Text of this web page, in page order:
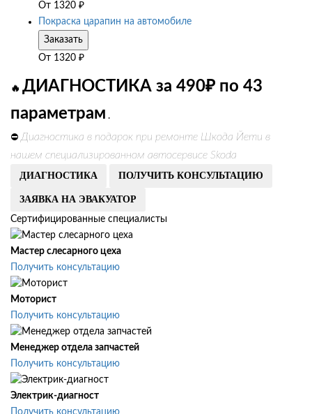
От 1320 ₽
Покраска царапин на автомобиле
Заказать
От 1320 ₽
🔥 ДИАГНОСТИКА за 490₽ по 43
параметрам .
⛔ Диагностика в подарок при ремонте Шкода Йети в
нашем специализированном автосервисе Skoda
ДИАГНОСТИКА ПОЛУЧИТЬ КОНСУЛЬТАЦИЮ
ЗАЯВКА НА ЭВАКУАТОР
Сертифицированные специалисты
Мастер слесарного цеха
Получить консультацию
Моторист
Получить консультацию
Менеджер отдела запчастей
Получить консультацию
Электрик-диагност
Получить консультацию